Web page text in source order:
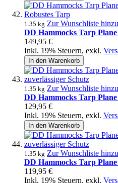
1.35 kg Zur Wunschliste
DD Hammocks Tarp Plane
149,95 €
Inkl. 19% Steuern, exkl.
In den Warenkorb
1.35 kg Zur Wunschliste
DD Hammocks Tarp
129,95 €
Inkl. 19% Steuern, exkl.
In den Warenkorb
1.35 kg Zur Wunschliste
DD Hammocks Tarp Plane
119,95 €
Inkl. 19% Steuern, exkl.